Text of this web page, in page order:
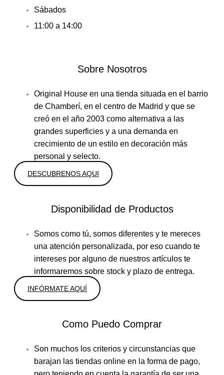
Sábados
11:00 a 14:00
Sobre Nosotros
Original House en una tienda situada en el barrio
de Chamberí, en el centro de Madrid y que se
creó en el año 2003 como alternativa a las
grandes superficies y a una demanda en
crecimiento de un estilo en decoración más
personal y selecto.
DESCUBRENOS AQUI
Disponibilidad de Productos
Somos como tú, somos diferentes y te mereces
una atención personalizada, por eso cuando te
intereses por alguno de nuestros artículos te
informaremos sobre stock y plazo de entrega.
INFÓRMATE AQUÍ
Como Puedo Comprar
Son muchos los criterios y circunstancias que
barajan las tiendas online en la forma de pago,